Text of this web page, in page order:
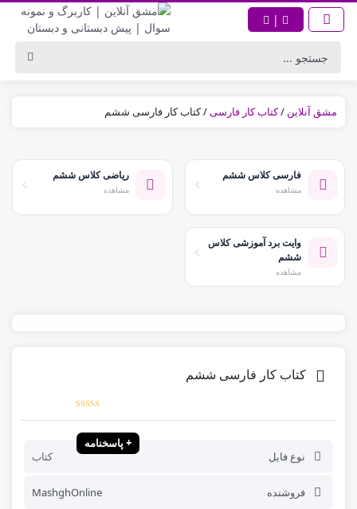
|
مشق آنلاین /کتاب کار فارسی/کتاب کار فارسی ششم
فارسی کلاس ششم
مشاهده
ریاضی کلاس ششم
مشاهده
وایت برد آموزشی کلاس
ششم
مشاهده
کتاب کار فارسی ششم
+ پاسخنامه
نوع فایل
کتاب
فروشنده MashghOnline